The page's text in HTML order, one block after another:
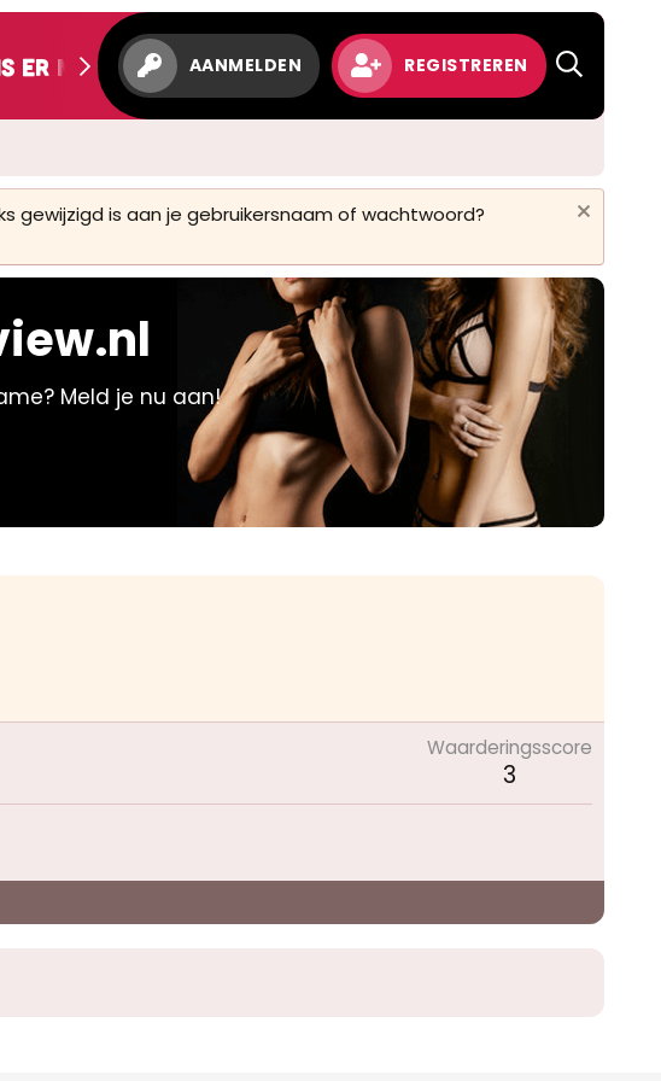
er nieuw AANMELDEN REGISTREREN
gewijzigd is aan je gebruikersnaam of wachtwoord?
Meld je nu aan!
Waarderingsscore
3